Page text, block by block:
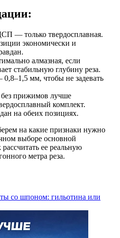
— только твердосплавная.
экономически и
алмазная, если
стабильную глубину реза.
мм, чтобы не задевать
прижимов лучше
комплект.
на обеих позициях.
на какие признаки нужно
выборе основной
ее реальную
метра реза.
со шпоном: гильотина или